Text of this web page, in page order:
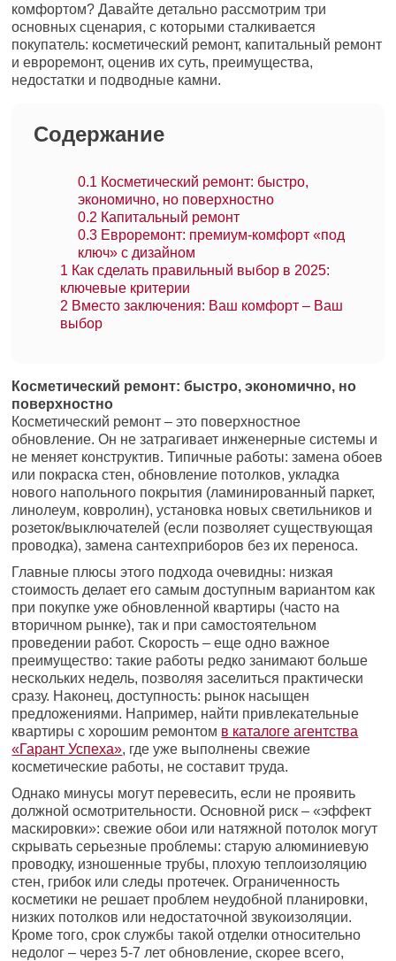
комфортом? Давайте детально рассмотрим три
основных сценария, с которыми сталкивается
покупатель: косметический ремонт, капитальный ремонт
и евроремонт, оценив их суть, преимущества,
недостатки и подводные камни.
Содержание
0.1 Косметический ремонт: быстро,
экономично, но поверхностно
0.2 Капитальный ремонт
0.3 Евроремонт: премиум-комфорт «под
ключ» с дизайном
1 Как сделать правильный выбор в 2025:
ключевые критерии
2 Вместо заключения: Ваш комфорт – Ваш
выбор
Косметический ремонт: быстро, экономично, но
поверхностно
Косметический ремонт – это поверхностное
обновление. Он не затрагивает инженерные системы и
не меняет конструктив. Типичные работы: замена обоев
или покраска стен, обновление потолков, укладка
нового напольного покрытия (ламинированный паркет,
линолеум, ковролин), установка новых светильников и
розеток/выключателей (если позволяет существующая
проводка), замена сантехприборов без их переноса.
Главные плюсы этого подхода очевидны: низкая
стоимость делает его самым доступным вариантом как
при покупке уже обновленной квартиры (часто на
вторичном рынке), так и при самостоятельном
проведении работ. Скорость – еще одно важное
преимущество: такие работы редко занимают больше
нескольких недель, позволяя заселиться практически
сразу. Наконец, доступность: рынок насыщен
предложениями. Например, найти привлекательные
квартиры с хорошим ремонтом в каталоге агентства
«Гарант Успеха», где уже выполнены свежие
косметические работы, не составит труда.
Однако минусы могут перевесить, если не проявить
должной осмотрительности. Основной риск – «эффект
маскировки»: свежие обои или натяжной потолок могут
скрывать серьезные проблемы: старую алюминиевую
проводку, изношенные трубы, плохую теплоизоляцию
стен, грибок или следы протечек. Ограниченность
косметики не решает проблем неудобной планировки,
низких потолков или недостаточной звукоизоляции.
Кроме того, срок службы такой отделки относительно
недолог – через 5-7 лет обновление, скорее всего,